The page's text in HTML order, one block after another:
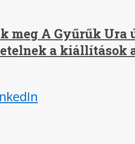
meg A Gyűrűk Ura
a kiállítások